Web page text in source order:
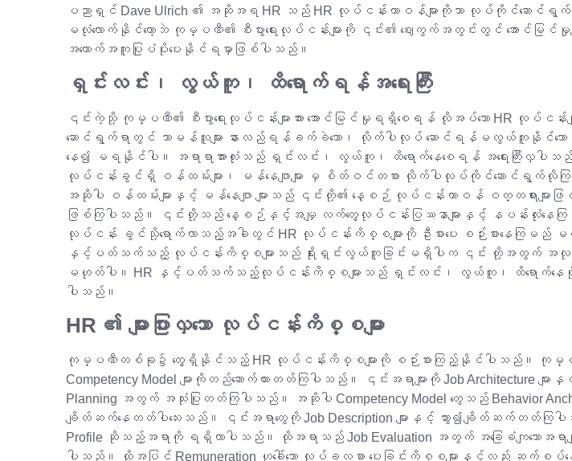
ပညာရှင် Dave Ulrich ၏ အဆိုအရ HR သည် HR လုပ်ငန်းတာဝန်များကိုသာ လုပ်ကိုင်ဆေ
မလုံလောက်နိုင်တော့ဘဲ ကုမ္ပဏီ၏ စီးပွားရေးလုပ်ငန်းများကို ၎င်း၏ ဈေးကွက်အတွင်းတွင် အောင်မြင်မှု
အထောက်အကူပြုပံပိုးပေးနိုင်ရမှာဖြစ်ပါသည်။
ရှင်းလင်း၊ လွယ်ကူ၊ ထိရောက်ရန်အရေးကြီး
၎င်းကဲ့သို့ ကုမ္ပဏီ၏ စီးပွားရေးလုပ်ငန်းများအား အောင်မြင်မှုရရှိစေရန် လိုအပ်သော HR လုပ်ငန်းမ
ဆောင်ရွက်ရာတွင် သာမန်လူများ နားလည်ရန်ခက်ခဲသော၊ လိုက်ပါလုပ် ဆောင်ရန်မလွယ်ကူနိုင်သော
နေ၍ မရနိုင်ပါ။ အရာရာအားလုံးသည် ရှင်းလင်း၊ လွယ်ကူ၊ ထိရောက်နေစေရန် အရေးကြီးလှပါ
လုပ်ငန်းခွင်ရှိ ဝန်ထမ်းများ၊ မန်နေဂျာများ မှ စိတ်ဝင်တစား လိုက်ပါလုပ်ကိုင်ဆောင်ရွက်လိုက
အဆိုပါ ဝန်ထမ်းများနှင့် မန်နေဂျာ များသည် ၎င်းတို့၏ နေ့စဉ် လုပ်ငန်းတာဝန် ဝတ္တရားများဖြင့် အ
ဖြစ်ကြပါသည်။ ၎င်းတို့သည် နေ့စဉ်နှင့်အမျှ လက်တွေ့လုပ်ငန်းပြဿနာများနှင့် နပန်းလုံးနေ
လုပ်ငန်း ခွင်သို့ရောက်လာသည့်အခါတွင် HR လုပ်ငန်းကိစ္စများကို ဦးစားပေး စဉ်းစားနေကြမည် မ
နှင့်ပတ်သက်သည့် လုပ်ငန်းကိစ္စများသည် ရိုးရှင်းလွယ်ကူခြင်းမရှိပါက ၎င်း တို့အတွက်
မဟုတ်ပါ။ HR နှင့်ပတ်သက်သည့်လုပ်ငန်းကိစ္စများသည် ရှင်းလင်း၊ လွယ်ကူ၊ ထိရောက်န
ပါသည်။
HR ၏ များပြားလှသော လုပ်ငန်းကိစ္စများ
ကုမ္ပဏီတစ်ခု၌ တွေ့ရှိနိုင်သည့် HR လုပ်ငန်းကိစ္စများကို စဉ်းစားကြည့်နိုင်ပါသည်။ ကုမ္ပဏီအတေ
Competency Model များကိုတည်ဆောက်ထားတတ်ကြပါသည်။ ၎င်းအရာများကို Job Architecture မျာ
Planning အတွက် အသုံးပြုတတ်ကြပါသည်။ အဆိုပါ Competency Model တွေသည် Behavior
ချိတ်ဆက်နေတတ်ပါသေးသည်။ ၎င်းအရာတွေကို Job Description များနှင့် သွား၍ချိတ်ဆက်တတ်ကြ
Profile ဆိုသည့်အရာကို ရရှိလာပါသည်။ ထိုအရာသည် Job Evaluation အတွက် အခြေခံကျသောအရာမ
ပါသည်။ ထို့အပြင် Remuneration ဟုခေါ်သော လုပ်ခလစာ ပေးခြင်းကိစ္စများနှင့်လည်း ဆက်စပ်န